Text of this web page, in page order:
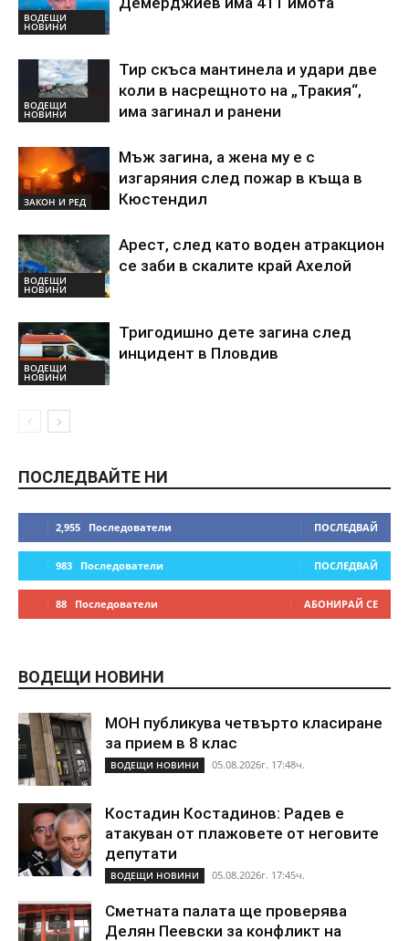
ВОДЕЩИ
НОВИНИ
ВОДЕЩИ
НОВИНИ
Тир скъса мантинела и удари две
коли в насрещното на „Тракия“,
има загинал и ранени
ЗАКОН И РЕД
Мъж загина, а жена му е с
изгаряния след пожар в къща в
Кюстендил
ВОДЕЩИ
НОВИНИ
Арест, след като воден атракцион
се заби в скалите край Ахелой
ВОДЕЩИ
НОВИНИ
Тригодишно дете загина след
инцидент в Пловдив
ПОСЛЕДВАЙТЕ НИ
2,955 Последователи ПОСЛЕДВАЙ
983 Последователи ПОСЛЕДВАЙ
88 Последователи АБОНИРАЙ СЕ
ВОДЕЩИ НОВИНИ
МОН публикува четвърто класиране
за прием в 8 клас
ВОДЕЩИ НОВИНИ 05.08.2026г. 17:48ч.
Костадин Костадинов: Радев е
атакуван от плажoвете от неговите
депутати
ВОДЕЩИ НОВИНИ 05.08.2026г. 17:45ч.
Сметната палата ще проверява
Делян Пеевски за конфликт на